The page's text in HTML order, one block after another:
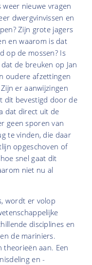
weer nieuwe vragen
dwergvinvissen en
Zijn grote jagers
en waarom is dat
op de mossen? Is
de breuken op Jan
oudere afzettingen
er aanwijzingen
dit bevestigd door de
dat direct uit de
geen sporen van
te vinden, die daar
opgeschoven of
snel gaat dit
niet nu al
wordt er volop
disciplines en
de mariniers.
theorieën aan. Een
en -